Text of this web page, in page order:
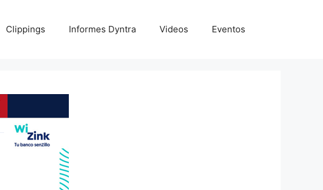
Clippings Informes Dyntra Videos Eventos